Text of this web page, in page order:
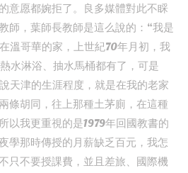
意愿都婉拒了。良多媒體對此不睬
師，葉師長教師是這么說的：“我是
溫哥華的家，上世紀70年月初，我
水淋浴、抽水馬桶都有了，可是
天津的生涯程度，就是在我的老家
條胡同，往上那種土茅廁，在這種
以我更重視的是1979年回國教書的
學那時傳授的月薪缺乏百元，我怎
只不要授課費，並且差旅、國際機